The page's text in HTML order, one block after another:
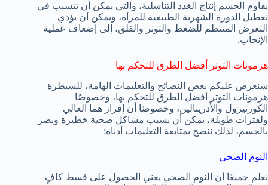
يقاوم الجسم إنتاج الغدد التناسلية، والتي يمكن أن تتسبب في
تعطيل الدورة الشهرية الطبيعية للمرأة، ويمكن أن يؤدي
التعرض المنتظم للضغط والتوتر والقلق، إلى إضعاف عملية
الإنجاب.
هرمونات التوتر أفضل الطرق للتحكم بها
سنعرض عليكم بعض النصائح والتعليمات الهامة، للسيطرة
هرمونات التوتر أفضل الطرق للتحكم بها، وخصوصًا
الكورتيزول والأدرينالين، وخصوصًا أن إفراز هما العالي
ولفترات طويلة، يمكن أن يسبب مشاكل صحية خطيرة ويضر
بالجسم، لذلك ننصح بمتابعة التعليمات أدناه:
النوم الصحي
نعلم جميعًا أن النوم الصحي يعني الحصول على قسط كافٍ